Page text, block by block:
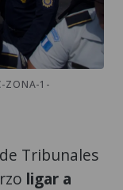
ZONA-1-
Tribunales
ligar a